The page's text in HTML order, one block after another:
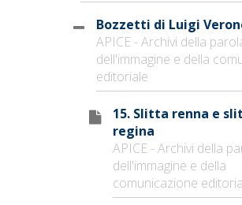
Bozzetti di Luigi
APICE - Archivi della
dell'immagine e della
editoriale
15. Slitta renna e
regina
APICE - Archivi della
dell'immagine e della
comunicazione